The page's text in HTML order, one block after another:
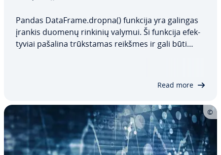
Pandas DataFrame.dropna() funkcija yra galingas
įrankis duomenų rinkinių valymui. Ši funkcija efek­
ty­viai pašalina trūks­ta­mas reikšmes ir gali būti
Read more